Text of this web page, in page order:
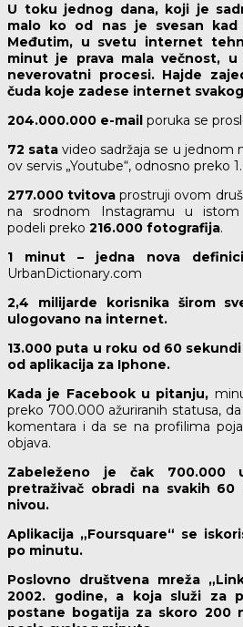
U toku jednog dana, koji je
malo ko od nas je svesan
Međutim, u svetu internet
minut je prava mala večnost,
neverovatni procesi. Hajde
čuda koje zadese internet
204.000.000 e-mail poruka se
72 satavideo sadržaja se u jednom
ov servis „Youtube“, odnosno preko
277.000 tvitovaprostruji ovom
na srodnom Instagramu u istom
podeli preko 216.000 fotografija.
1 minut – jedna nova
UrbanDictionary.com
2,4 milijarde korisnika širom
ulogovano na internet.
13.000 puta u roku od 60
od aplikacija za Iphone.
Kada je Facebook u pitanju,
preko 700.000 ažuriranih statusa,
komentara i da se na profilima
objava.
Zabeleženo je čak 700.000
pretraživač obradi na svakih
nivou.
Aplikacija „Foursquare“ se
po minutu.
Poslovno društvena mreža
2002. godine, a koja služi za
postane bogatija za skoro 200